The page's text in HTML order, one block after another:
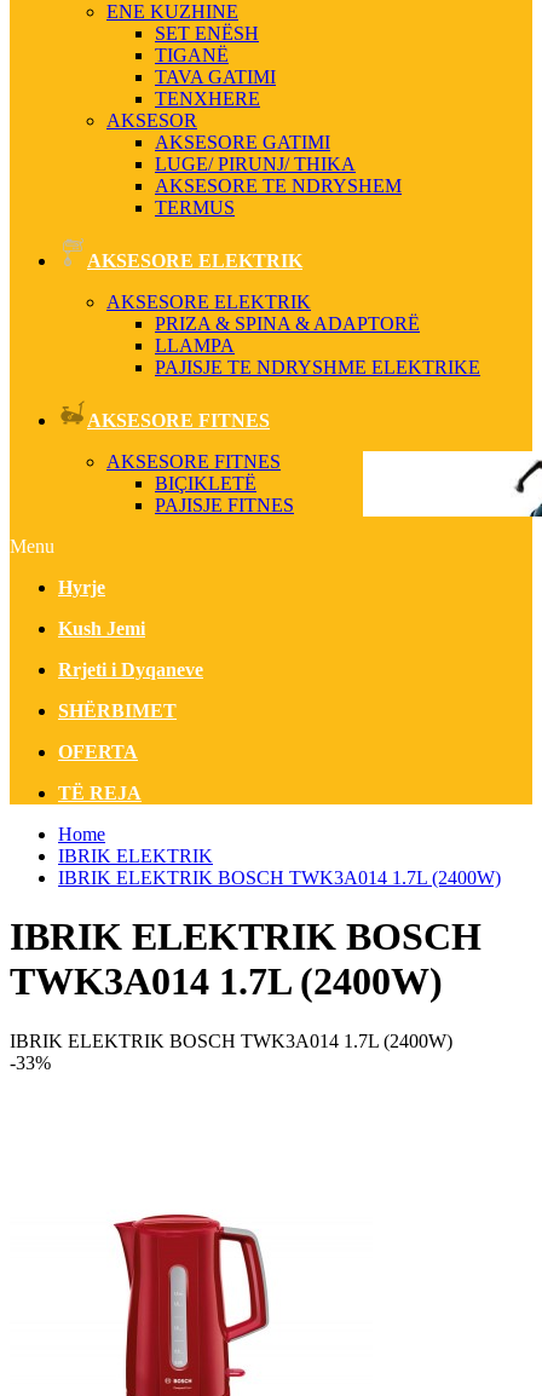
ENE KUZHINE
SET ENËSH
TIGANË
TAVA GATIMI
TENXHERE
AKSESOR
AKSESORE GATIMI
LUGE/ PIRUNJ/ THIKA
AKSESORE TE NDRYSHEM
TERMUS
AKSESORE ELEKTRIK
AKSESORE ELEKTRIK
PRIZA & SPINA & ADAPTORË
LLAMPA
PAJISJE TE NDRYSHME ELEKTRIKE
AKSESORE FITNES
AKSESORE FITNES
BIÇIKLETË
PAJISJE FITNES
Menu
Hyrje
Kush Jemi
Rrjeti i Dyqaneve
SHËRBIMET
OFERTA
TË REJA
Home
IBRIK ELEKTRIK
IBRIK ELEKTRIK BOSCH TWK3A014 1.7L (2400W)
IBRIK ELEKTRIK BOSCH
TWK3A014 1.7L (2400W)
IBRIK ELEKTRIK BOSCH TWK3A014 1.7L (2400W)
-33%